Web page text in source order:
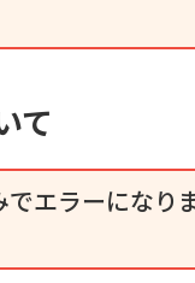
て
エラーになり